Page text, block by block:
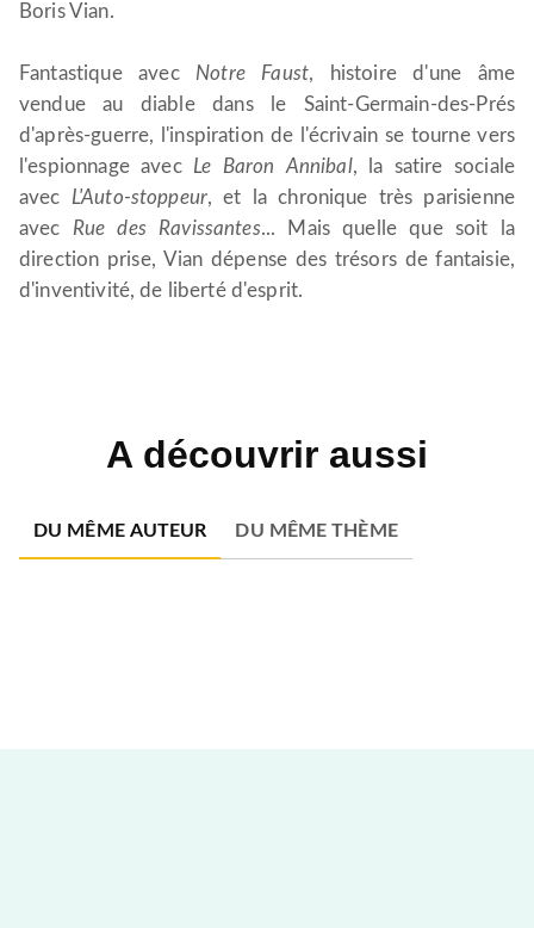
Boris Vian.
Fantastique avec Notre Faust, histoire d'une âme
vendue au diable dans le Saint-Germain-des-Prés
d'après-guerre, l'inspiration de l'écrivain se tourne vers
l'espionnage avec Le Baron Annibal, la satire sociale
avec L'Auto-stoppeur, et la chronique très parisienne
avec Rue des Ravissantes... Mais quelle que soit la
direction prise, Vian dépense des trésors de fantaisie,
d'inventivité, de liberté d'esprit.
A découvrir aussi
DU MÊME AUTEUR DU MÊME THÈME